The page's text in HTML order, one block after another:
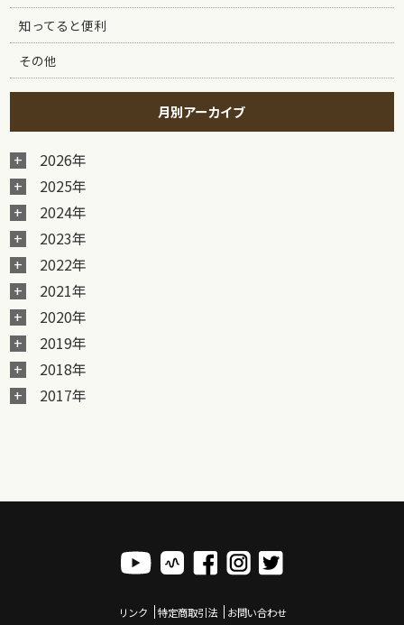
知ってると便利
その他
月別アーカイブ
2026年
2025年
2024年
2023年
2022年
2021年
2020年
2019年
2018年
2017年
リンク 特定商取引法 お問い合わせ